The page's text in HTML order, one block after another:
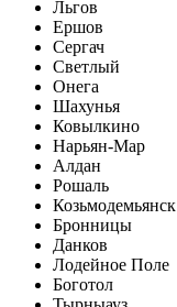
Льгов
Ершов
Сергач
Светлый
Онега
Шахунья
Ковылкино
Нарьян-Мар
Алдан
Рошаль
Козьмодемьянск
Бронницы
Данков
Лодейное Поле
Боготол